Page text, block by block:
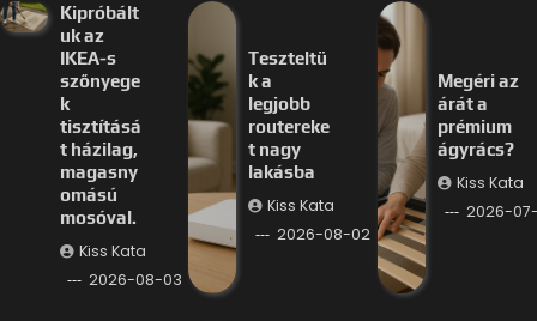
Kipróbált
uk az
IKEA-s
szőnyege
k
tisztításá
t házilag,
magasny
omású
mosóval.
Kiss Kata
2026-08-03
Teszteltü
k a
legjobb
routereke
t nagy
lakásba
Kiss Kata
2026-08-02
Megéri az
árát a
prémium
ágyrács?
Kiss Kata
2026-